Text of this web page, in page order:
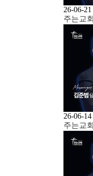
26-06-21
주는교회
26-06-14
주는교회